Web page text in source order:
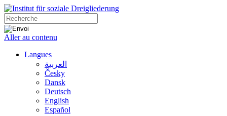
Aller au contenu
Langues
العربية
Česky
Dansk
Deutsch
English
Español